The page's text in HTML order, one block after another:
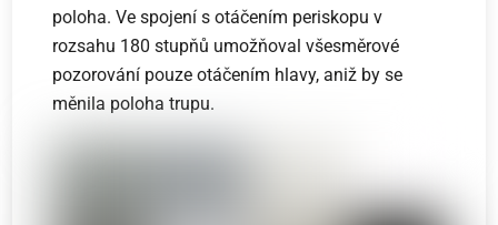
poloha. Ve spojení s otáčením periskopu v
rozsahu 180 stupňů umožňoval všesměrové
pozorování pouze otáčením hlavy, aniž by se
měnila poloha trupu.